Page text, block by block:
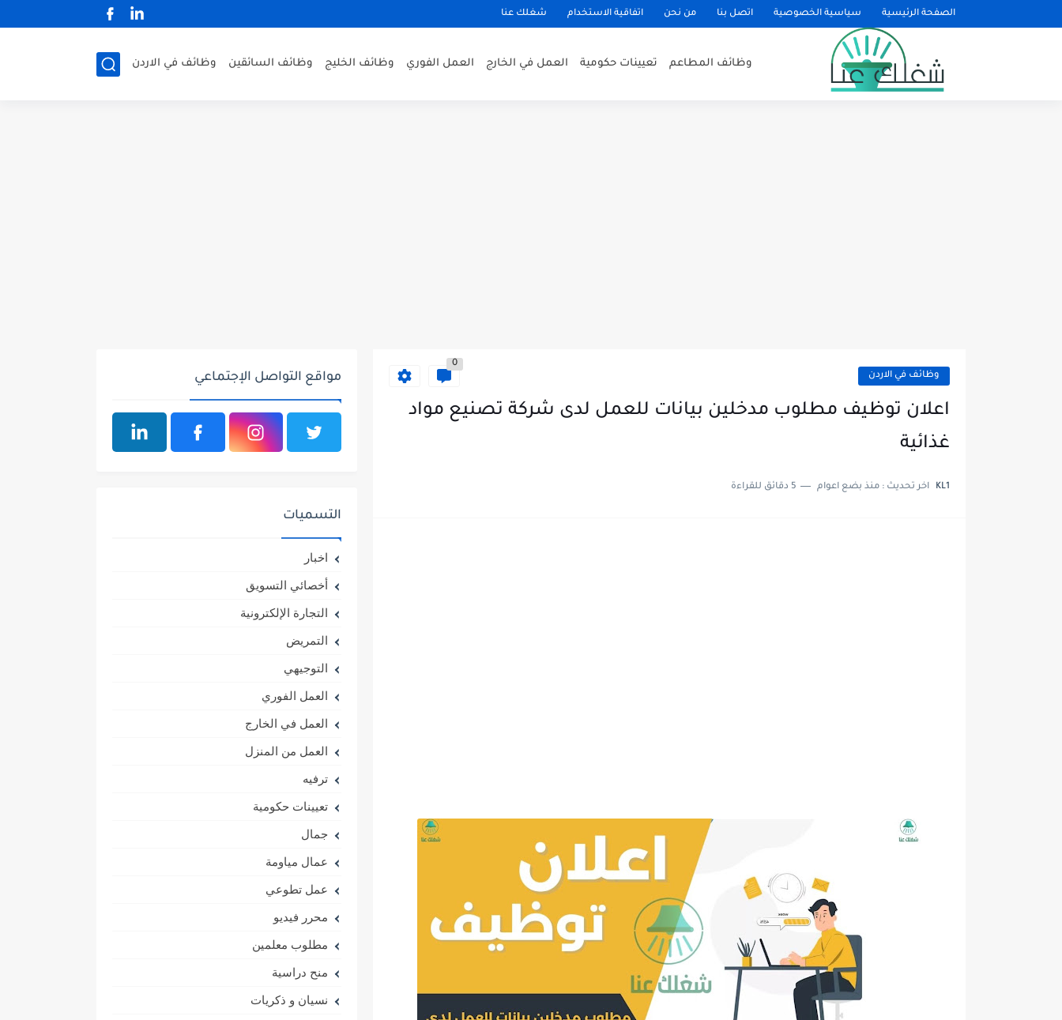
الصفحة الرئيسية سياسية الخصوصية اتصل بنا من نحن اتفاقية الاستخدام شغلك عنا
وظائف المطاعم تعيينات حكومية العمل في الخارج العمل الفوري وظائف الخليج وظائف السائقين وظائف في الاردن
وظائف في الاردن
0
اعلان توظيف مطلوب مدخلين بيانات للعمل لدى شركة تصنيع مواد
غذائية
KL1 اخر تحديث : منذ بضع اعوام 5 دقائق للقراءة
مواقع التواصل الإجتماعي
التسميات
اخبار
أخصائي التسويق
التجارة الإلكترونية
التمريض
التوجيهي
العمل الفوري
العمل في الخارج
العمل من المنزل
ترفيه
تعيينات حكومية
جمال
عمال مياومة
عمل تطوعي
محرر فيديو
مطلوب معلمين
منح دراسية
نسيان و ذكريات